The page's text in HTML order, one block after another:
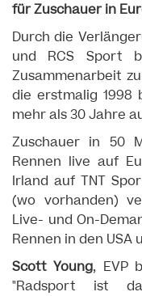
für Zuschauer in
Durch die
und RCS Sport
Zusammenarbeit
die erstmalig 1998
mehr als 30 Jahre
Zuschauer in 50
Rennen live auf
Irland auf TNT
(wo vorhanden)
Live- und On-
Rennen in den USA
Scott Young, EVP
"Radsport ist